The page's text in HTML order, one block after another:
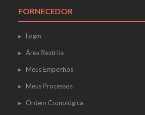
FORNECEDOR
Login
Área Restrita
Meus Empenhos
Meus Processos
Ordem Cronológica